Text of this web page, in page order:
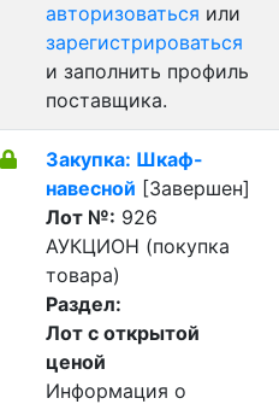
авторизоваться или
зарегистрироваться
и заполнить профиль
поставщика.
Закупка: Шкаф-
навесной [Завершен]
Лот №: 926
АУКЦИОН (покупка
товара)
Раздел:
Лот с открытой
ценой
Информация о